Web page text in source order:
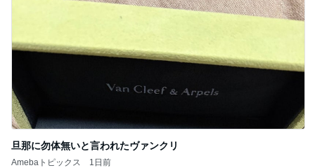
旦那に勿体無いと言われたヴァンクリ
Amebaトピックス 1日前